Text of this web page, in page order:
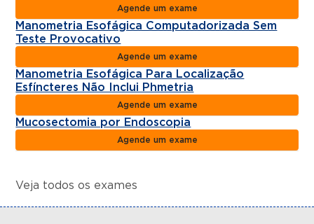
Agende um exame
Manometria Esofágica Computadorizada Sem
Teste Provocativo
Agende um exame
Manometria Esofágica Para Localização
Esfíncteres Não Inclui Phmetria
Agende um exame
Mucosectomia por Endoscopia
Agende um exame
Veja todos os exames